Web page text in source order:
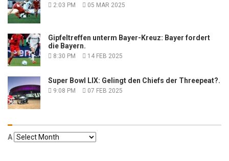
2:03 PM 05 MAR 2025
Gipfeltreffen unterm Bayer-Kreuz: Bayer fordert
die Bayern.
8:30 PM 14 FEB 2025
Super Bowl LIX: Gelingt den Chiefs der Threepeat?.
9:08 PM 07 FEB 2025
Α
Α